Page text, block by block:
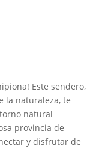
Este sendero,
la naturaleza, te
natural
provincia de
y disfrutar de